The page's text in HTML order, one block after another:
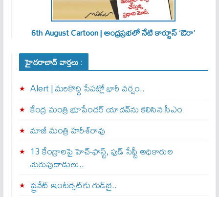
6th August Cartoon | ఆంధ్రప్రభలో నేటి కార్టూన్ ‘ఔరా’
హైదరాబాద్ వార్తలు :
Alert | మ‌రికొద్ది సేప‌ట్లో భారీ వ‌ర్షం..
కేంద్ర మంత్రి భూపేందర్ యాదవ్‌ను కలిసిన సీఎం
మాజీ మంత్రి హరీశ్‌రావు
13 కేంద్రాలపై హెచ్-ఫాస్ట్, ఫుడ్ సేఫ్టీ అధికారుల
మెరుపుదాడులు..
ప్రైవేట్‌ ఇంటర్నెట్‌కు గుడ్‌బై..